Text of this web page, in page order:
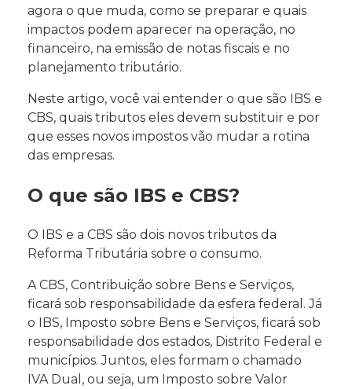
agora o que muda, como se preparar e quais
impactos podem aparecer na operação, no
financeiro, na emissão de notas fiscais e no
planejamento tributário.
Neste artigo, você vai entender o que são IBS e
CBS, quais tributos eles devem substituir e por
que esses novos impostos vão mudar a rotina
das empresas.
O que são IBS e CBS?
O IBS e a CBS são dois novos tributos da
Reforma Tributária sobre o consumo.
A CBS, Contribuição sobre Bens e Serviços,
ficará sob responsabilidade da esfera federal. Já
o IBS, Imposto sobre Bens e Serviços, ficará sob
responsabilidade dos estados, Distrito Federal e
municípios. Juntos, eles formam o chamado
IVA Dual, ou seja, um Imposto sobre Valor